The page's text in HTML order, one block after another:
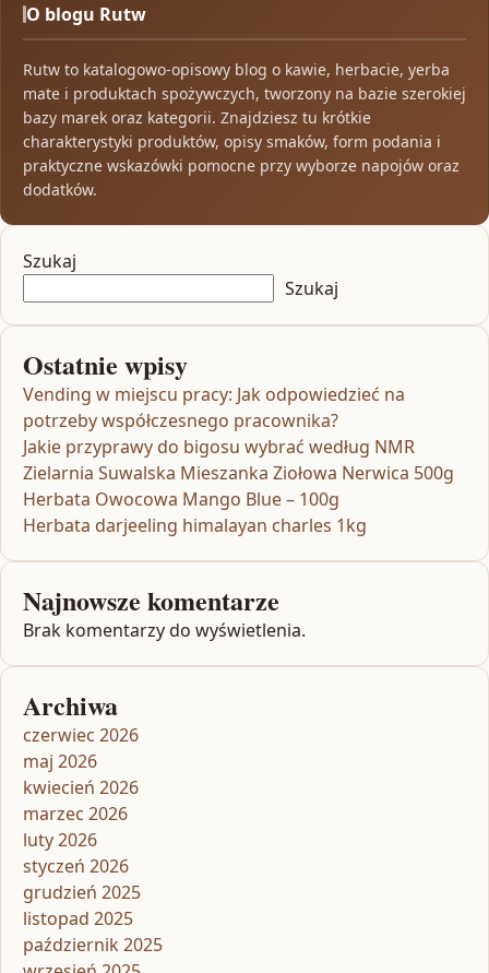
O blogu Rutw
Rutw to katalogowo-opisowy blog o kawie, herbacie, yerba
mate i produktach spożywczych, tworzony na bazie szerokiej
bazy marek oraz kategorii. Znajdziesz tu krótkie
charakterystyki produktów, opisy smaków, form podania i
praktyczne wskazówki pomocne przy wyborze napojów oraz
dodatków.
Szukaj
Szukaj
Ostatnie wpisy
Vending w miejscu pracy: Jak odpowiedzieć na
potrzeby współczesnego pracownika?
Jakie przyprawy do bigosu wybrać według NMR
Zielarnia Suwalska Mieszanka Ziołowa Nerwica 500g
Herbata Owocowa Mango Blue – 100g
Herbata darjeeling himalayan charles 1kg
Najnowsze komentarze
Brak komentarzy do wyświetlenia.
Archiwa
czerwiec 2026
maj 2026
kwiecień 2026
marzec 2026
luty 2026
styczeń 2026
grudzień 2025
listopad 2025
październik 2025